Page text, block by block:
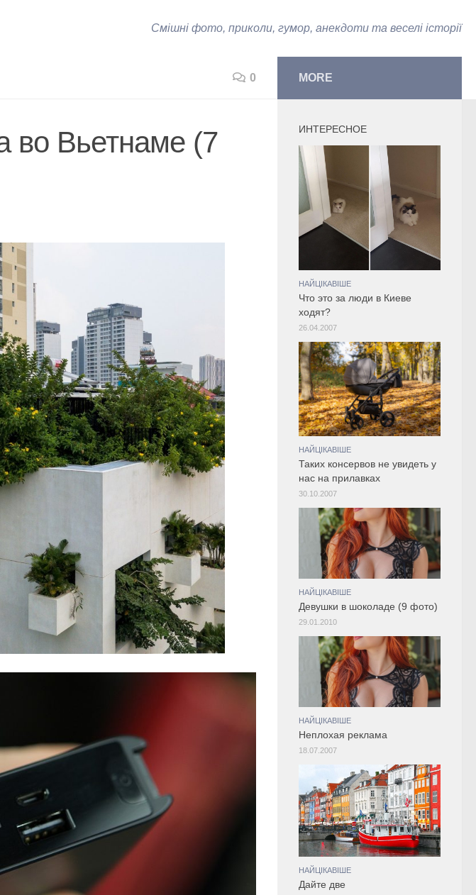
Смішні фото, приколи, гумор, анекдоти та веселі історії
0
во Вьетнаме (7
MORE
ИНТЕРЕСНОЕ
НАЙЦІКАВІШЕ
Что это за люди в Киеве
ходят?
26.04.2007
НАЙЦІКАВІШЕ
Таких консервов не увидеть у
нас на прилавках
30.10.2007
НАЙЦІКАВІШЕ
Девушки в шоколаде (9 фото)
29.01.2010
НАЙЦІКАВІШЕ
Неплохая реклама
18.07.2007
НАЙЦІКАВІШЕ
Дайте две